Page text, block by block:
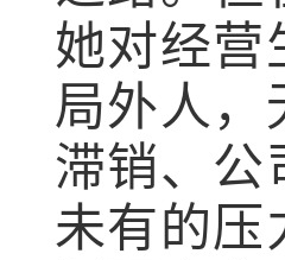
她对经营
局外人，
滞销、公
未有的压